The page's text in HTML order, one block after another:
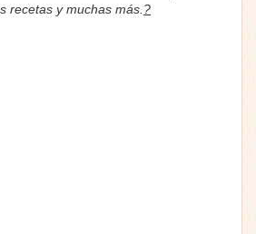
recetas y muchas más. ?